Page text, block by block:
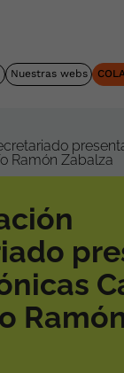
Nuestras webs
Ramón Zabalza